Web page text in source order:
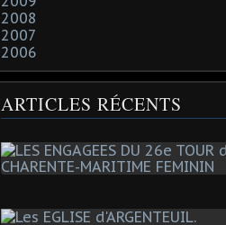
2008
2007
2006
ARTICLES RÉCENTS